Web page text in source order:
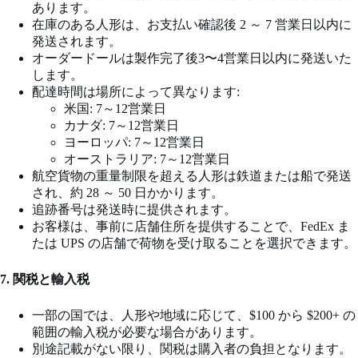
あります。
在庫のある人形は、お支払い確認後 2 ～ 7 営業日以内に
発送されます。
オーダードールは製作完了後3〜4営業日以内に発送いた
します。
配達時間は場所によって異なります:
米国: 7～12営業日
カナダ: 7～12営業日
ヨーロッパ: 7～12営業日
オーストラリア: 7～12営業日
航空貨物の重量制限を超える人形は鉄道または船で発送
され、約 28 ～ 50 日かかります。
追跡番号は発送時に提供されます。
お客様は、事前に店舗住所を提供することで、FedEx ま
たは UPS の店舗で荷物を受け取ることを選択できます。
7. 関税と輸入税
一部の国では、人形や地域に応じて、$100 から $200+ の
範囲の輸入税が必要な場合があります。
別途記載がない限り、関税は購入者の負担となります。